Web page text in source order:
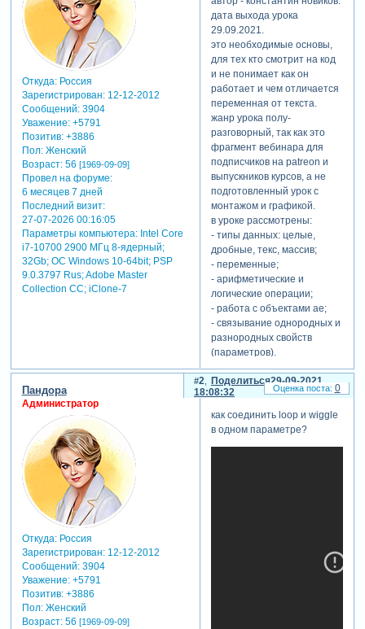
Откуда:Россия
Зарегистрирован: 12-12-2012
Сообщений:3904
Уважение: +5791
Позитив: +3886
Пол:Женский
Возраст:56 [1969-09-09]
Провел на форуме:
6 месяцев 7 дней
Последний визит:
27-07-2026 00:16:05
Параметры компьютера:Intel Core
i7-10700 2900 МГц 8-ядерный;
32Gb; ОС Windows 10-64bit; PSP
9.0.3797 Rus; Adobe Master
Collection СС; iClone-7
дата выхода урока
29.09.2021.
это необходимые основы,
для тех кто смотрит на код
и не понимает как он
работает и чем отличается
переменная от текста.
жанр урока полу-
разговорный, так как это
фрагмент вебинара для
подписчиков на patreon и
выпускников курсов, а не
подготовленный урок с
монтажом и графикой.
в уроке рассмотрены:
- типы данных: целые,
дробные, текс, массив;
- переменные;
- арифметические и
логические операции;
- работа с объектами ae;
- связывание однородных и
разнородных свойств
(параметров).
Поделиться
2
29-09-2021
18:08:32
Пандора
Администратор
Откуда:Россия
Зарегистрирован: 12-12-2012
Сообщений:3904
Уважение: +5791
Позитив: +3886
Пол:Женский
Возраст:56 [1969-09-09]
как соединить loop и wiggle
в одном параметре?
0